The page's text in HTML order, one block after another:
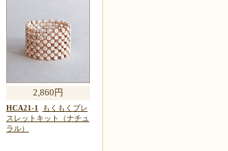
2,860円
HCA21-1
もくもくブレ
スレットキット（ナチュ
ラル）